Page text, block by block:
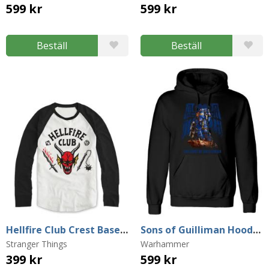
599 kr
Beställ
599 kr
Beställ
Hellfire Club Crest Baseball Sweater (X-Large)
Stranger Things
399 kr
Sons of Guilliman Hoodie (Small)
Warhammer
599 kr